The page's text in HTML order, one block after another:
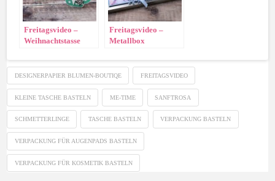
Freitagsvideo –
Weihnachtstasse
Freitagsvideo –
Metallbox
DESIGNERPAPIER BLUMEN-BOUTIQE FREITAGSVIDEO
KLEINE TASCHE BASTELN ME-TIME SANFTROSA
SCHMETTERLINGE TASCHE BASTELN VERPACKUNG BASTELN
VERPACKUNG FÜR AUGENPADS BASTELN
VERPACKUNG FÜR KOSMETIK BASTELN